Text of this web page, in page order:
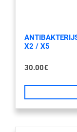
X2 / X5
30.00€